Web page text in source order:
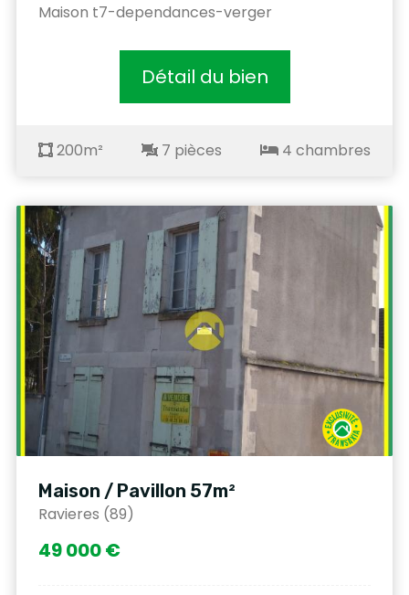
Maison t7-dependances-verger
Détail du bien
200m² 7 pièces 4 chambres
Maison / Pavillon 57m²
Ravieres (89)
49 000 €